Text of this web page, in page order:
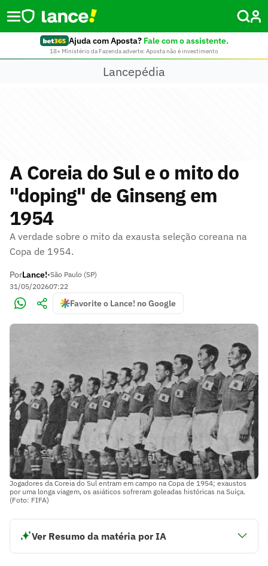
Ajuda com Aposta? Fale com o assistente.
18+ Ministério da Fazenda adverte: Aposta não é investimento
Lancepédia
A Coreia do Sul e o mito do
"doping" de Ginseng em
1954
A verdade sobre o mito da exausta seleção coreana na
Copa de 1954.
PorLance!•São Paulo (SP)
31/05/202607:22
Favorite o Lance! no Google
Jogadores da Coreia do Sul entram em campo na Copa de 1954; exaustos
por uma longa viagem, os asiáticos sofreram goleadas históricas na Suíça.
(Foto: FIFA)
Ver Resumo da matéria por IA